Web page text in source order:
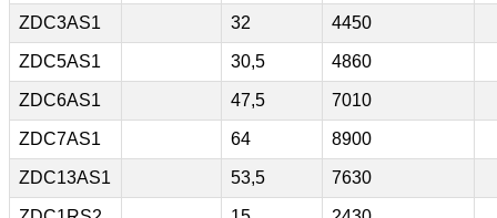
ZDC3AS1 32 4450
ZDC5AS1 30,5 4860
ZDC6AS1 47,5 7010
ZDC7AS1 64 8900
ZDC13AS1 53,5 7630